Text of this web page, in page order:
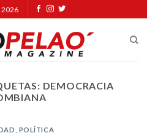
2026
DEMOCRACIA
POLÍTICA